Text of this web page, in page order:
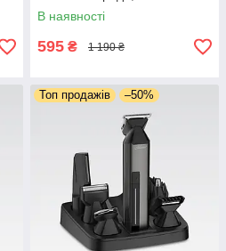
акумуляторний портативний
триммер
В наявності
595 ₴ 1 190 ₴
Топ продажів –50%